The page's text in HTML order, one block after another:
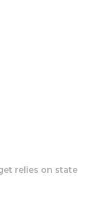
relies on state